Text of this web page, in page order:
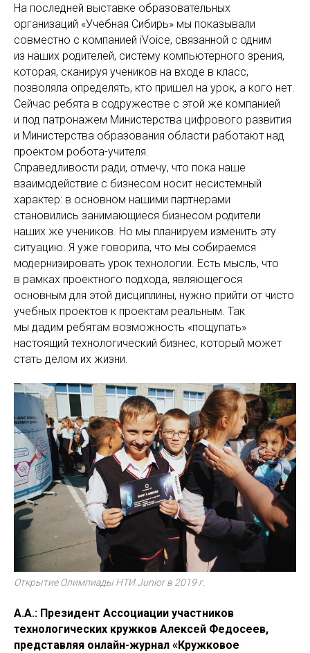
На последней выставке образовательных
организаций «Учебная Сибирь» мы показывали
совместно с компанией iVoice, связанной с одним
из наших родителей, систему компьютерного зрения,
которая, сканируя учеников на входе в класс,
позволяла определять, кто пришел на урок, а кого нет.
Сейчас ребята в содружестве с этой же компанией
и под патронажем Министерства цифрового развития
и Министерства образования области работают над
проектом робота-учителя.
Справедливости ради, отмечу, что пока наше
взаимодействие с бизнесом носит несистемный
характер: в основном нашими партнерами
становились занимающиеся бизнесом родители
наших же учеников. Но мы планируем изменить эту
ситуацию. Я уже говорила, что мы собираемся
модернизировать урок технологии. Есть мысль, что
в рамках проектного подхода, являющегося
основным для этой дисциплины, нужно прийти от чисто
учебных проектов к проектам реальным. Так
мы дадим ребятам возможность «пощупать»
настоящий технологический бизнес, который может
стать делом их жизни.
Открытие Олимпиады НТИ.Junior в 2019 г.
А.А.: Президент Ассоциации участников
технологических кружков Алексей Федосеев,
представляя онлайн-журнал «Кружковое